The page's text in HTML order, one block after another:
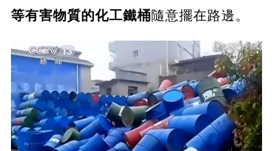
等有害物質的化工鐵桶隨意擺在路邊。